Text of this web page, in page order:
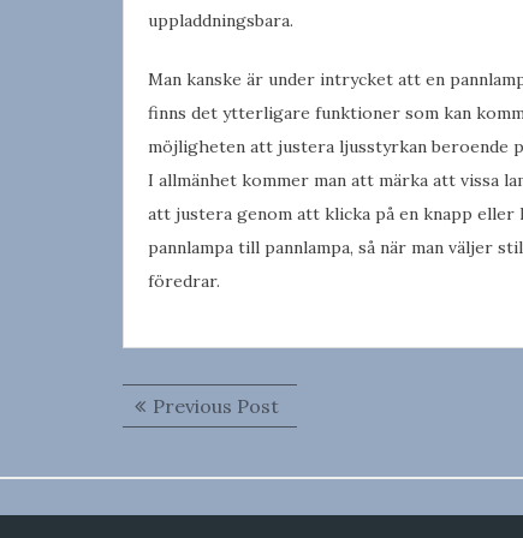
uppladdningsbara.
Man kanske är under intrycket att en
finns det ytterligare funktioner som kan
möjligheten att justera ljusstyrkan beroende
I allmänhet kommer man att märka att vissa
att justera genom att klicka på en knapp
pannlampa till pannlampa, så när man väljer
föredrar.
Inläggsnavigering
Previous PostPrevious
post: